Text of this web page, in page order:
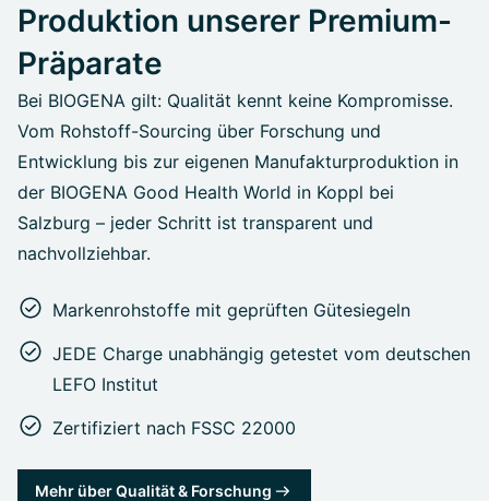
Produktion unserer Premium-
Präparate
Bei BIOGENA gilt: Qualität kennt keine Kompromisse.
Vom Rohstoff-Sourcing über Forschung und
Entwicklung bis zur eigenen Manufakturproduktion in
der BIOGENA Good Health World in Koppl bei
Salzburg – jeder Schritt ist transparent und
nachvollziehbar.
Markenrohstoffe mit geprüften Gütesiegeln
JEDE Charge unabhängig getestet vom deutschen
LEFO Institut
Zertifiziert nach FSSC 22000
Mehr über Qualität & Forschung